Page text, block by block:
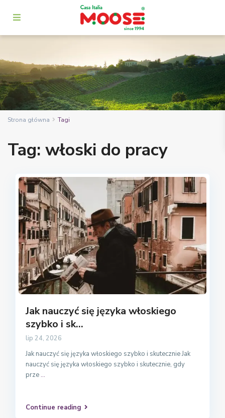
Strona główna Tagi
Tag: włoski do pracy
Jak nauczyć się języka włoskiego
szybko i sk...
lip 24, 2026
Jak nauczyć się języka włoskiego szybko i skutecznie Jak
nauczyć się języka włoskiego szybko i skutecznie, gdy
prze...
Continue reading